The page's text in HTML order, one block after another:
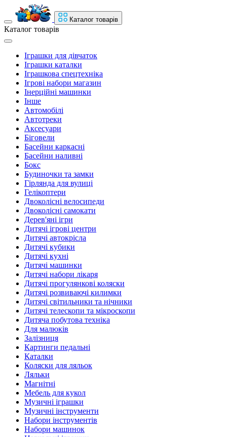
Каталог товарів
Каталог товарів
Іграшки для дівчаток
Іграшки каталки
Іграшкова спецтехніка
Ігрові набори магазин
Інерційні машинки
Інше
Автомобілі
Автотреки
Аксесуари
Біговели
Басейни каркасні
Басейни наливні
Бокс
Будиночки та замки
Гірлянда для вулиці
Гелікоптери
Двоколісні велосипеди
Двоколісні самокати
Дерев'яні ігри
Дитячі ігрові центри
Дитячі автокрісла
Дитячі кубики
Дитячі кухні
Дитячі машинки
Дитячі набори лікаря
Дитячі прогулянкові коляски
Дитячі розвиваючі килимки
Дитячі світильники та нічники
Дитячі телескопи та мікроскопи
Дитяча побутова техніка
Для малюків
Залізниця
Картинги педальні
Каталки
Коляски для ляльок
Ляльки
Магнітні
Мебель для кукол
Музичні іграшки
Музичні інструменти
Набори інструментів
Набори машинок